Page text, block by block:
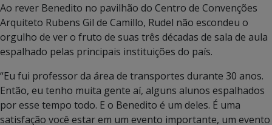
Ao rever Benedito no pavilhão do Centro de Convenções
Arquiteto Rubens Gil de Camillo, Rudel não escondeu o
orgulho de ver o fruto de suas três décadas de sala de aula
espalhado pelas principais instituições do país.
“Eu fui professor da área de transportes durante 30 anos.
Então, eu tenho muita gente aí, alguns alunos espalhados
por esse tempo todo. E o Benedito é um deles. É uma
satisfação você estar em um evento importante, um evento